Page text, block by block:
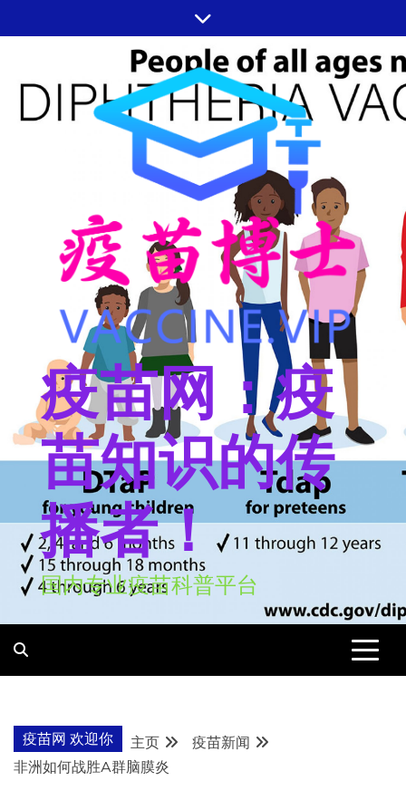
至
疫苗网：疫
苗知识的传
播者！
国内专业疫苗科普平台
疫苗网 欢迎你 主页
疫苗新闻
非洲如何战胜A群脑膜炎